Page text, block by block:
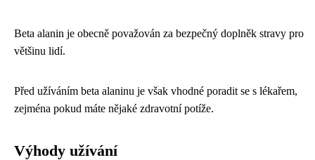
Beta alanin je obecně považován za bezpečný doplněk stravy pro
většinu lidí.
Před užíváním beta alaninu je však vhodné poradit se s lékařem,
zejména pokud máte nějaké zdravotní potíže.
Výhody užívání